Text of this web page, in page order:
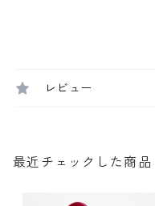
レビュー
最近チェックした商品